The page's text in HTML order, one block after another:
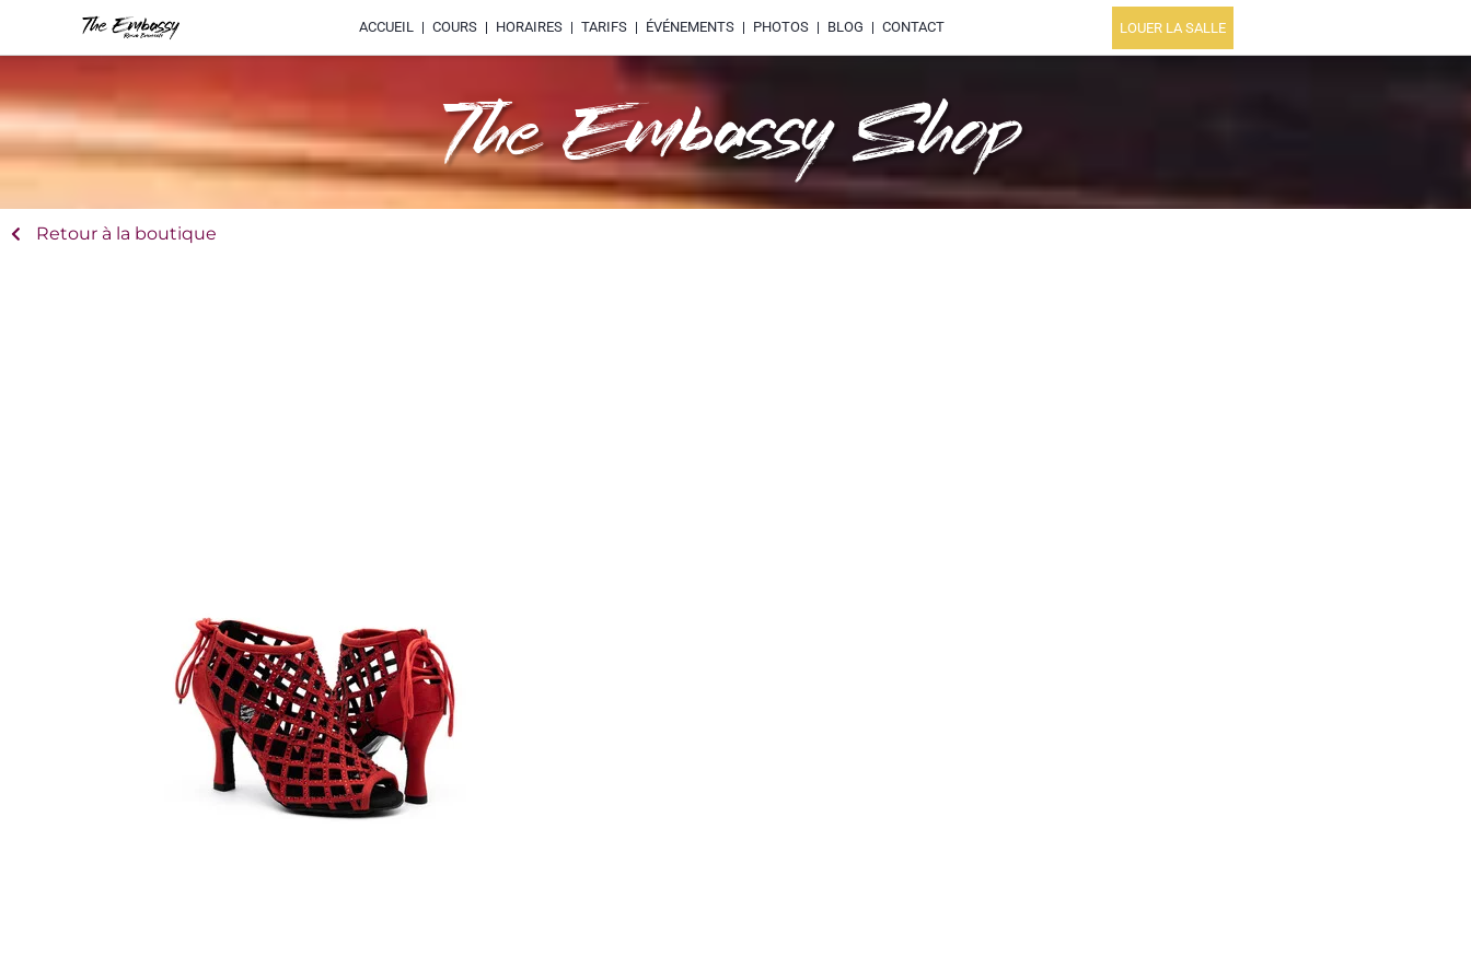
ACCUEIL COURS HORAIRES TARIFS ÉVÉNEMENTS PHOTOS BLOG CONTACT LOUER LA SALLE
The Embassy Shop
Retour à la boutique